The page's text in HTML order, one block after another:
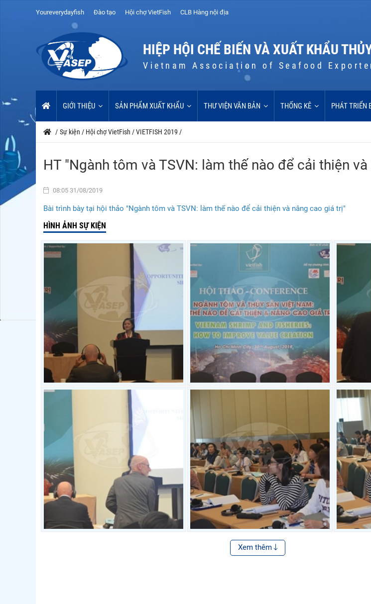
Youreverydayfish Đào tạo Hội chợ VietFish CLB Hàng nội địa
HIỆP HỘI CHẾ BIẾN VÀ XUẤT KHẨU
Vietnam Association of Seafood
GIỚI THIỆU SẢN PHẨM XUẤT KHẨU THƯ VIỆN VĂN BẢN THỐNG KÊ PHÁT TRIỂN
/ Sự kiện / Hội chợ VietFish /VIETFISH 2019 /
HT "Ngành tôm và TSVN: làm thế nào để cải thiện
08:05 31/08/2019
Bài trình bày tại hội thảo "Ngành tôm và TSVN: làm thế nào để cải thiện và nâng cao giá trị"
HÌNH ẢNH SỰ KIỆN
Xem thêm